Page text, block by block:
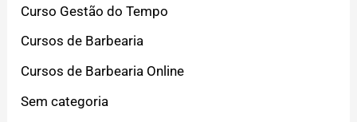
Curso Gestão do Tempo
Cursos de Barbearia
Cursos de Barbearia Online
Sem categoria